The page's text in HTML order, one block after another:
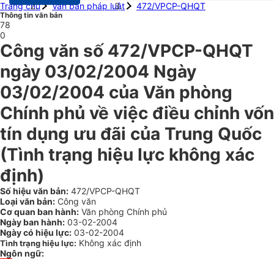
Trang chủ
Văn bản pháp luật 472/VPCP-QHQT
Thông tin văn bản
78
0
Công văn số 472/VPCP-QHQT
ngày 03/02/2004 Ngày
03/02/2004 của Văn phòng
Chính phủ về việc điều chỉnh vốn
tín dụng ưu đãi của Trung Quốc
(Tình trạng hiệu lực không xác
định)
Số hiệu văn bản: 472/VPCP-QHQT
Loại văn bản: Công văn
Cơ quan ban hành: Văn phòng Chính phủ
Ngày ban hành: 03-02-2004
Ngày có hiệu lực: 03-02-2004
Tình trạng hiệu lực: Không xác định
Ngôn ngữ: